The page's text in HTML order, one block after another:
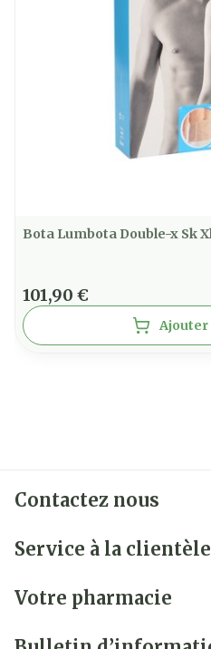
Préservation
25°C)
Bota Lumbota Double-x Sk
101,90 €
Ajouter
Contactez nous
Service à la clientèle
Votre pharmacie